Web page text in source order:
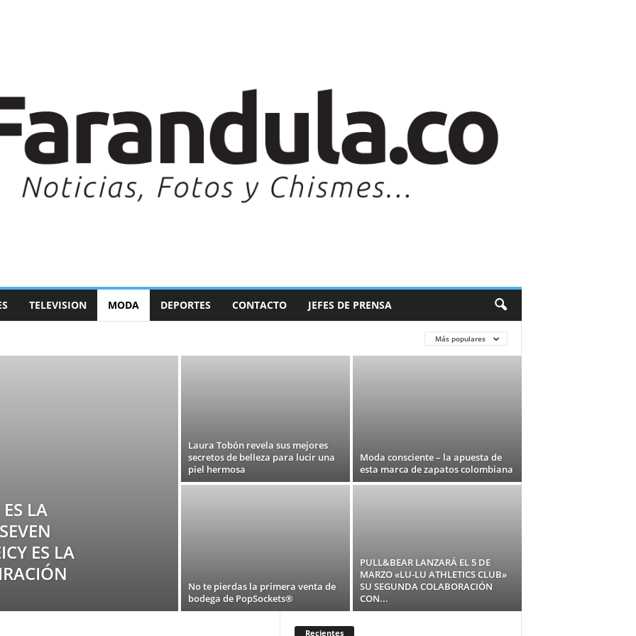
TELEVISION MODA DEPORTES CONTACTO JEFES DE PRENSA
Más populares
LA
ES LA
Laura Tobón revela sus mejores
secretos de belleza para lucir una
piel hermosa
Moda consciente – la apuesta de
esta marca de zapatos colombiana
No te pierdas la primera venta de
bodega de PopSockets®
PULL&BEAR LANZARÁ EL 5 DE
MARZO «LU-LU ATHLETICS CLUB»
SU SEGUNDA COLABORACIÓN
CON...
Recientes